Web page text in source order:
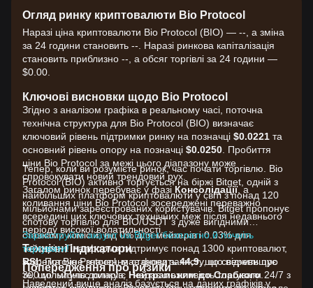
Огляд ринку криптовалюти Bio Protocol
Наразі ціна криптовалюти Bio Protocol (BIO) — --, а зміна
за 24 години становить --. Наразі ринкова капіталізація
становить приблизно --, а обсяг торгівлі за 24 години —
$0.00.
Ключові висновки щодо Bio Protocol
Згідно з аналізом графіка в реальному часі, поточна
технічна структура для Bio Protocol (BIO) визначає
ключовий рівень підтримки ринку на позначці $0.0221 та
основний рівень опору на позначці $0.0250 . Пробиття
ціни Bio Protocol за межі цього діапазону може
спровокувати новий трендовий рух.
Загалом ринок перебуває у фазі Консолідації, а
коливання ціни Bio Protocol зосереджені переважно
всередині цих ключових технічних меж після недавнього
періоду високої волатильності.
Технічні індикатори
RSI:Поточне значення становить44,9, що свідчить про
те, що імпульс ринку єНейтральним до Слабкого
Тепер, коли ви розумієте ринок, час почати торгівлю. Bio
Protocol (BIO) активно торгується на біржі Bitget, одній з
найбільших платформ криптовалюти у світі з понад 120
мільйонами зареєстрованих користувачів. Bitget пропонує
спотову торгівлю для BIO/USDT з дуже вигідними
ставками комісій, від 0% для мейкерів і 0.03% для
тейкерів. Платформа підтримує понад 1300 криптовалют,
зокрема Bio Protocol, має фонд захисту, що перевищує
300 мільйонів доларів, і надає можливість торгувати 24/7 з
Зареєструйте акаунт на Bitget безплатно й почніть
торгувати!
Попередження про ризики
Наведений вище аналіз базується на даних графіків у